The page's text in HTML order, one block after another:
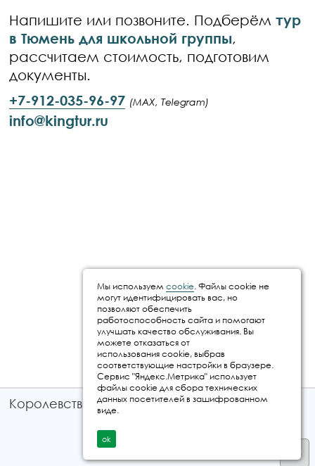
Напишите или позвоните. Подберёмтур
в Тюмень для школьной группы,
рассчитаем стоимость, подготовим
документы.
+7-912-035-96-97 (MAX, Telegram)
info@kingtur.ru
Королевство путешествий © 2026
Мы используем cookie. Файлы cookie не
могут идентифицировать вас, но
позволяют обеспечить
работоспособность сайта и помогают
улучшать качество обслуживания. Вы
можете отказаться от
использования cookie, выбрав
соответствующие настройки в браузере.
Сервис "Яндекс.Метрика" использует
файлы cookie для сбора технических
данных посетителей в зашифрованном
виде.
ok